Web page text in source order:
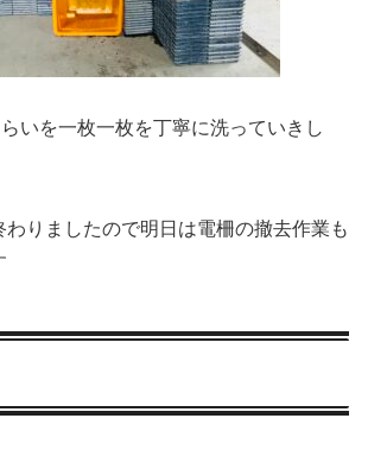
いを一枚一枚を丁寧に洗っていきし
わりましたので明日は電柵の撤去作業も